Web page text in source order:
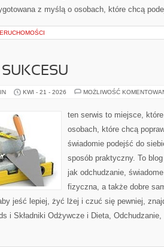
z myślą o osobach, które chcą
KWI - 21 - 2026 MOŻLIWOŚĆ
ten serwis to miejsce,
osobach, które chcą
świadomie podejść do
sposób praktyczny. To
jak odchudzanie,
fizyczna, a także dobre
jeść lepiej, żyć lżej i czuć się pewniej,
i Składniki Odżywcze i Dieta,